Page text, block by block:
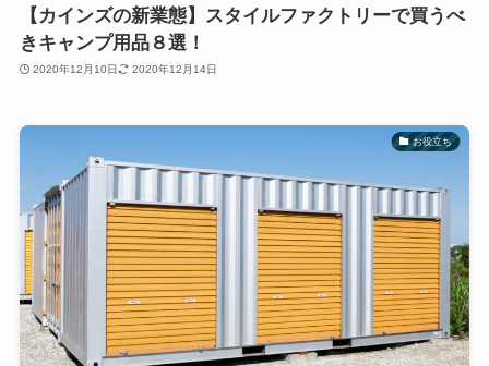
【カインズの新業態】スタイルファクトリーで買うべ
きキャンプ用品８選！
2020年12月10日 2020年12月14日
お役立ち